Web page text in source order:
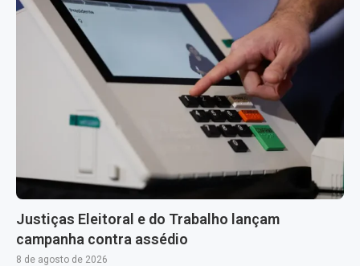
Justiças Eleitoral e do Trabalho lançam
campanha contra assédio
8 de agosto de 2026